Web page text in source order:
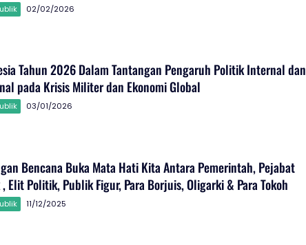
02/02/2026
Tahun 2026 Dalam Tantangan Pengaruh Politik Internal dan
pada Krisis Militer dan Ekonomi Global
03/01/2026
Bencana Buka Mata Hati Kita Antara Pemerintah, Pejabat
Elit Politik, Publik Figur, Para Borjuis, Oligarki & Para Tokoh
11/12/2025